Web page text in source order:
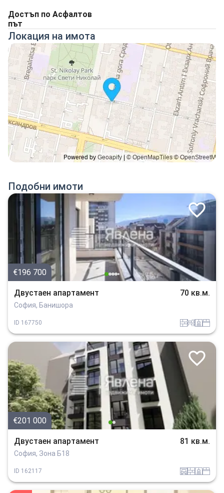
Достъп по Асфалтов
път
Локация на имота
Подобни имоти
€196 700
Двустаен апартамент 70 кв.м.
София, Банишора
ID 167750 tuhlaobzavejdne_0 sanitarno_pomeshtenie spalnia
€201 000
Двустаен апартамент 81 кв.м.
София, Зона Б18
ID 162117 garajtuhla sanitarno_pomeshtenie spalnia